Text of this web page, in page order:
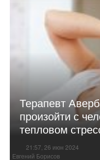
Терапевт
произойти с
тепловом
21:57, 26 июн 2024
Евгений Борисов